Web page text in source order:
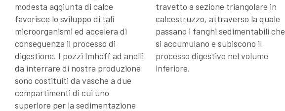
modesta aggiunta di calce
favorisce lo sviluppo di tali
microorganismi ed accelera di
conseguenza il processo di
digestione. I pozzi Imhoff ad anelli
da interrare di nostra produzione
sono costituiti da vasche a due
compartimenti di cui uno
superiore per la sedimentazione
travetto a sezione triangolare in
calcestruzzo, attraverso la quale
passano i fanghi sedimentabili che
si accumulano e subiscono il
processo digestivo nel volume
inferiore.